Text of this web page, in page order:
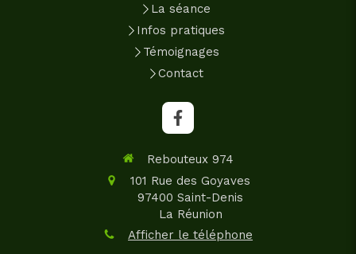
La séance
Infos pratiques
Témoignages
Contact
Rebouteux 974
101 Rue des Goyaves
97400 Saint-Denis
La Réunion
Afficher le téléphone